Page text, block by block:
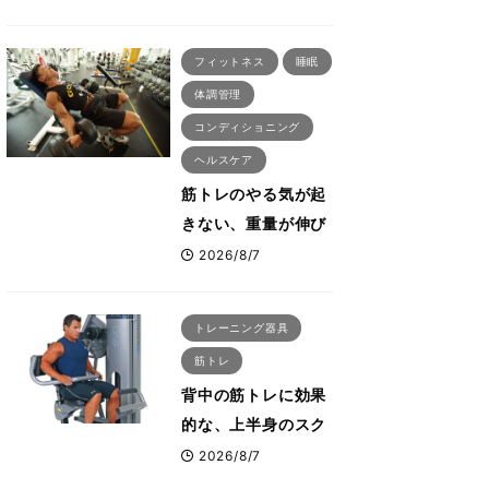
る「回復習慣」
フィットネス 睡眠
体調管理
コンディショニング
ヘルスケア
筋トレのやる気が起
きない、重量が伸び
ない ボディビル世
える食事・睡眠・呼
吸の整え方
2026/8/7
トレーニング器具
筋トレ
背中の筋トレに効果
的な、上半身のスク
ワットとも言われた
2026/8/7